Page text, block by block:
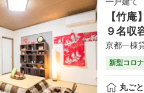
【竹庵
９名収
京都一棟
新型コロ
丸ご